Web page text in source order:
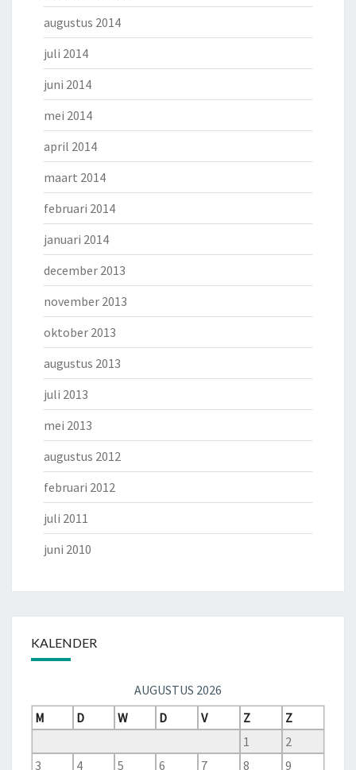
augustus 2014
juli 2014
juni 2014
mei 2014
april 2014
maart 2014
februari 2014
januari 2014
december 2013
november 2013
oktober 2013
augustus 2013
juli 2013
mei 2013
augustus 2012
februari 2012
juli 2011
juni 2010
KALENDER
AUGUSTUS 2026
M
D W D V Z
Z
1
2
3
4 5 6 7 8 9